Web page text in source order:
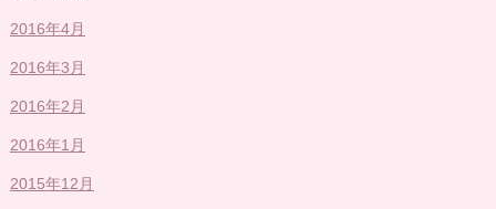
2016年4月
2016年3月
2016年2月
2016年1月
2015年12月